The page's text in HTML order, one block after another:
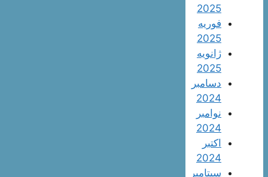
2025
فوریه
2025
ژانویه
2025
دسامبر
2024
نوامبر
2024
اکتبر
2024
سپتامبر